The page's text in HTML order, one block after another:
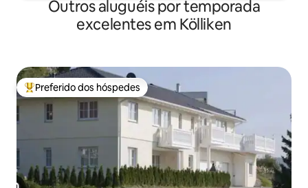
Outros aluguéis por temporada
excelentes em Kölliken
Entre os melhores preferidos dos hóspedes
Preferido dos hóspedes